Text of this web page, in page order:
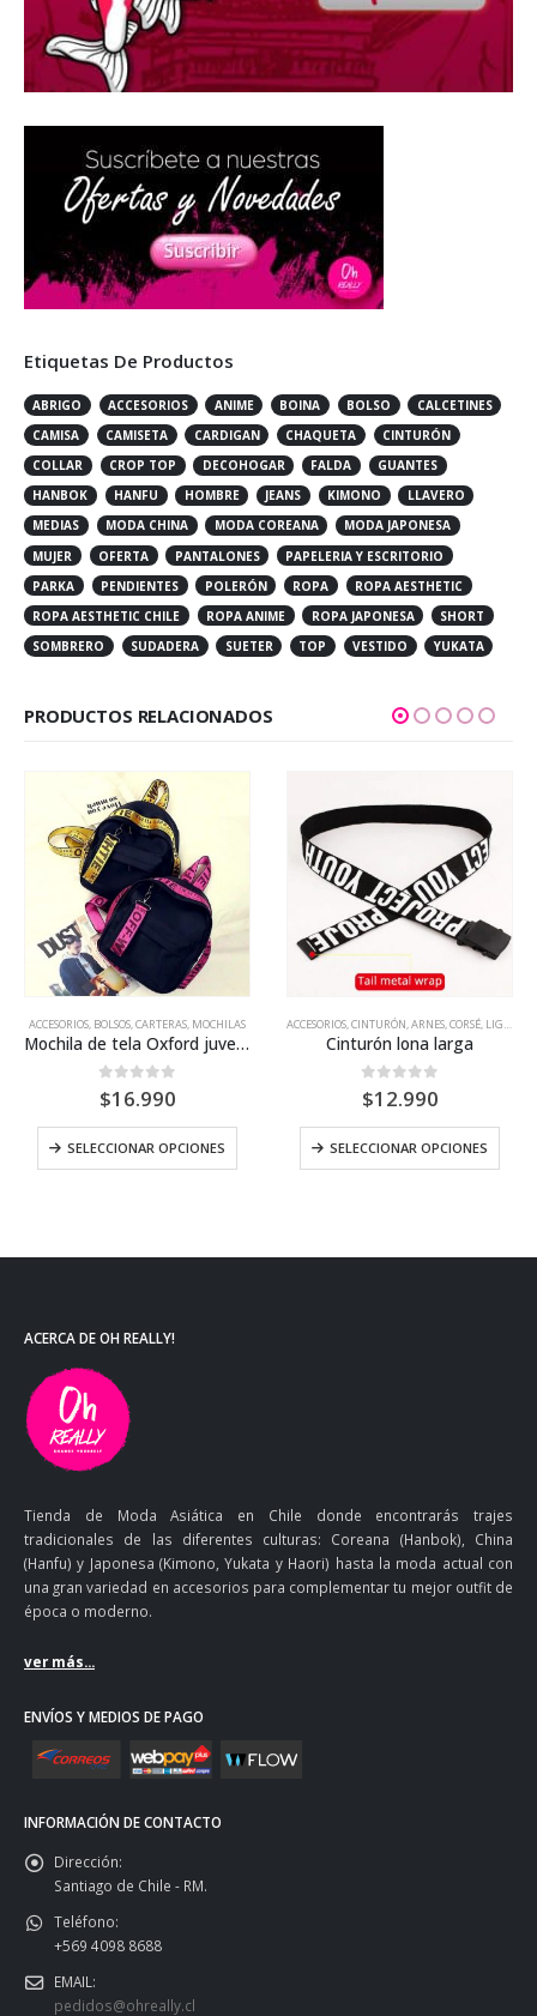
Etiquetas De Productos
ABRIGO ACCESORIOS ANIME BOINA BOLSO
CALCETINES
CAMISA
CAMISETA CARDIGAN CHAQUETA
CINTURÓN
COLLAR
CROP TOP DECOHOGAR FALDA
GUANTES
HANBOK
HANFU HOMBRE JEANS KIMONO
LLAVERO
MEDIAS
MODA CHINA MODA COREANA
MODA JAPONESA
MUJER
OFERTA PANTALONES
PAPELERIA Y ESCRITORIO
PARKA
PENDIENTES POLERÓN ROPA
ROPA AESTHETIC
ROPA AESTHETIC CHILE
ROPA ANIME ROPA JAPONESA
SHORT
SOMBRERO
SUDADERA SUETER TOP VESTIDO YUKATA
PRODUCTOS RELACIONADOS
Este producto tiene múltiples variantes. Las opciones se pueden elegir en la página de producto
ACCESORIOS, BOLSOS, CARTERAS, MOCHILAS
Mochila de tela Oxford juvenil
0out of 5
$16.990
SELECCIONAR OPCIONES
Este producto tiene múltiples variantes. Las opciones se pueden elegir en la página de producto
Este producto tiene múltiples variantes. Las opciones se pueden elegir en la página de producto
ACCESORIOS,CINTURÓN, ARNES, CORSÉ, LIGAS
Cinturón lona larga
0out of 5
$12.990
SELECCIONAR OPCIONES
Este producto tiene múltiples variantes. Las
ACERCA DE OH REALLY!
Tienda de Moda Asiática en Chile donde encontrarás trajes
tradicionales de las diferentes culturas: Coreana (Hanbok), China
(Hanfu) y Japonesa (Kimono, Yukata y Haori) hasta la moda actual con
una gran variedad en accesorios para complementar tu mejor outfit de
época o moderno.
ver más...
ENVÍOS Y MEDIOS DE PAGO
INFORMACIÓN DE CONTACTO
Dirección:
Santiago de Chile - RM.
Teléfono:
+569 4098 8688
EMAIL:
pedidos@ohreally.cl